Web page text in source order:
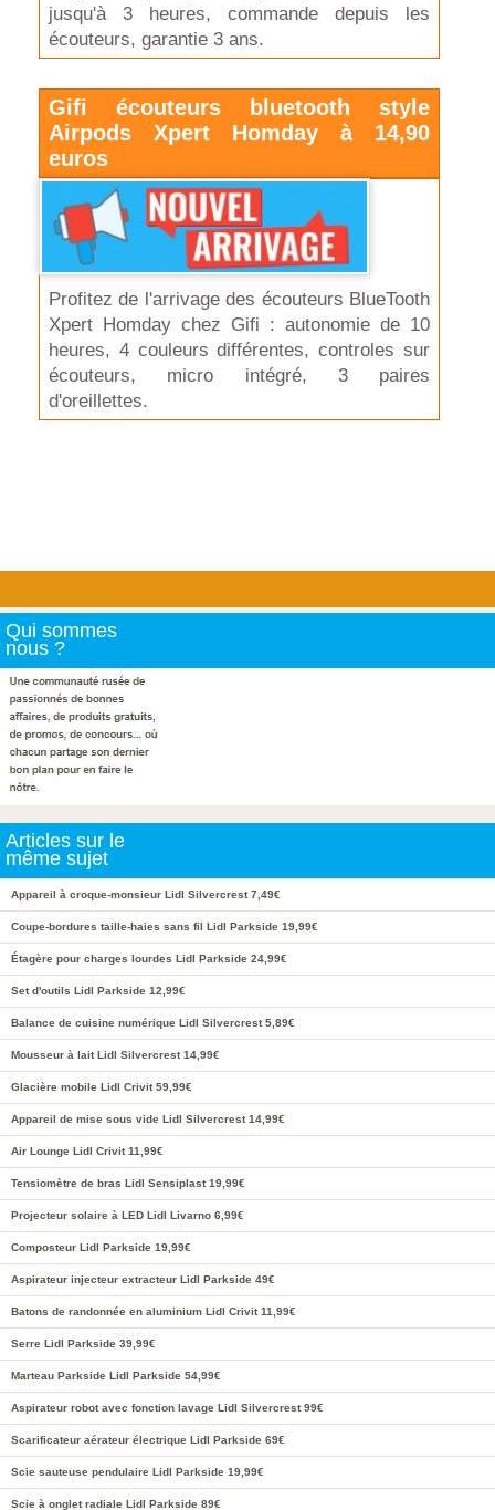
jusqu'à 3 heures, commande depuis les
écouteurs, garantie 3 ans.
Gifi écouteurs bluetooth style
Airpods Xpert Homday à 14,90
euros
Profitez de l'arrivage des écouteurs BlueTooth
Xpert Homday chez Gifi : autonomie de 10
heures, 4 couleurs différentes, controles sur
écouteurs, micro intégré, 3 paires
d'oreillettes.
Qui sommes
nous ?
Articles sur le
même sujet
Appareil à croque-monsieur Lidl Silvercrest 7,49€
Coupe-bordures taille-haies sans fil Lidl Parkside 19,99€
Étagère pour charges lourdes Lidl Parkside 24,99€
Set d'outils Lidl Parkside 12,99€
Balance de cuisine numérique Lidl Silvercrest 5,89€
Mousseur à lait Lidl Silvercrest 14,99€
Glacière mobile Lidl Crivit 59,99€
Appareil de mise sous vide Lidl Silvercrest 14,99€
Air Lounge Lidl Crivit 11,99€
Tensiomètre de bras Lidl Sensiplast 19,99€
Projecteur solaire à LED Lidl Livarno 6,99€
Composteur Lidl Parkside 19,99€
Aspirateur injecteur extracteur Lidl Parkside 49€
Batons de randonnée en aluminium Lidl Crivit 11,99€
Serre Lidl Parkside 39,99€
Marteau Parkside Lidl Parkside 54,99€
Aspirateur robot avec fonction lavage Lidl Silvercrest 99€
Scarificateur aérateur électrique Lidl Parkside 69€
Scie sauteuse pendulaire Lidl Parkside 19,99€
Scie à onglet radiale Lidl Parkside 89€